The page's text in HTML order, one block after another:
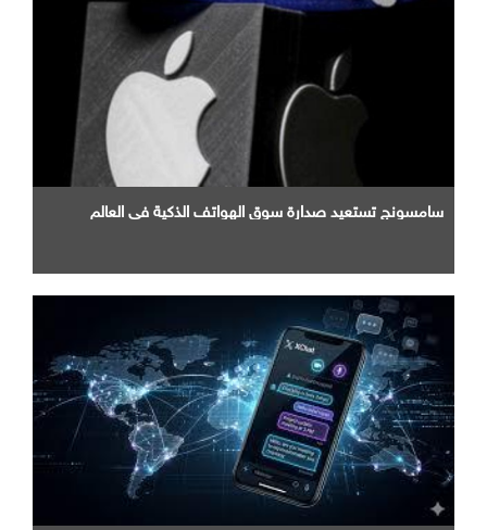
سامسونج تستعيد صدارة سوق الهواتف الذكية في العالم